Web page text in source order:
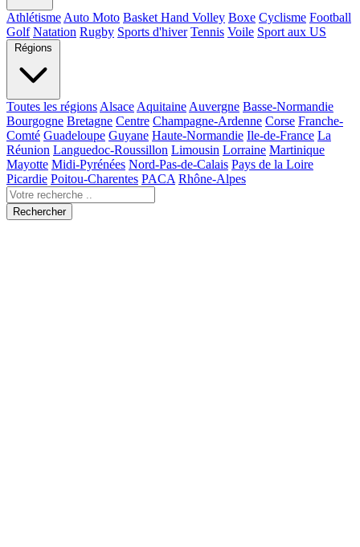
Athlétisme Auto Moto Basket Hand Volley Boxe Cyclisme Football
Golf Natation Rugby Sports d'hiver Tennis Voile Sport aux US
Régions
Toutes les régions Alsace Aquitaine Auvergne Basse-Normandie
Bourgogne Bretagne Centre Champagne-Ardenne Corse Franche-
Comté Guadeloupe Guyane Haute-Normandie Ile-de-France La
Réunion Languedoc-Roussillon Limousin Lorraine Martinique
Mayotte Midi-Pyrénées Nord-Pas-de-Calais Pays de la Loire
Picardie Poitou-Charentes PACA Rhône-Alpes
Rechercher